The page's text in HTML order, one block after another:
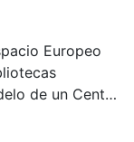
Europeo
de un Centro